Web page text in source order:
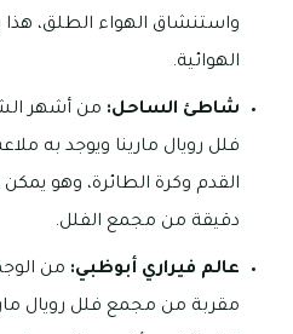
واستنشاق الهواء الطلق، هذا
الهوائية.
شاطئ الساحل: من أشهر
فلل رويال مارينا ويوجد به
دقيقة من مجمع الفلل.
عالم فيراري أبوظبي: من
مقربة من مجمع فلل رويال